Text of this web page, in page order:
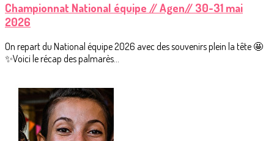
Championnat National équipe // Agen// 30-31 mai
2026
On repart du National équipe 2026 avec des souvenirs plein la tête 🤩
✨Voici le récap des palmarès...